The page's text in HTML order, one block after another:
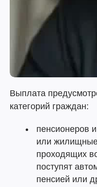
Выплата
категорий граждан:
пенсионеров
или
проходящих
поступят
пенсией или